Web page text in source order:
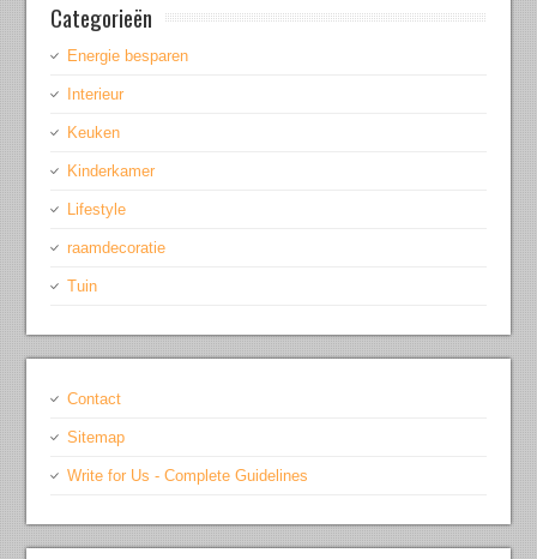
Categorieën
Energie besparen
Interieur
Keuken
Kinderkamer
Lifestyle
raamdecoratie
Tuin
Contact
Sitemap
Write for Us - Complete Guidelines